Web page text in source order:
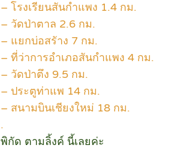
– โรงเรียนสันกำแพง 1.4 กม.
– วัดป่าตาล 2.6 กม.
– แยกบ่อสรัาง 7 กม.
– ที่ว่าการอำเภอสันกำแพง 4 กม.
– วัดป่าตึง 9.5 กม.
– ประตูท่าแพ 14 กม.
– สนามบินเชียงใหม่ 18 กม.
.
พิกัด ตามลิ้งค์ นี้เลยค่ะ